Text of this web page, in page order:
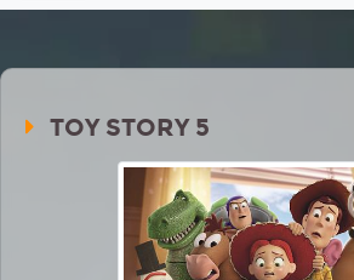
TOY STORY 5